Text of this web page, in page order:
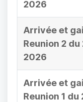
2026
Arrivée et
Reunion 2
2026
Arrivée et
Reunion 1